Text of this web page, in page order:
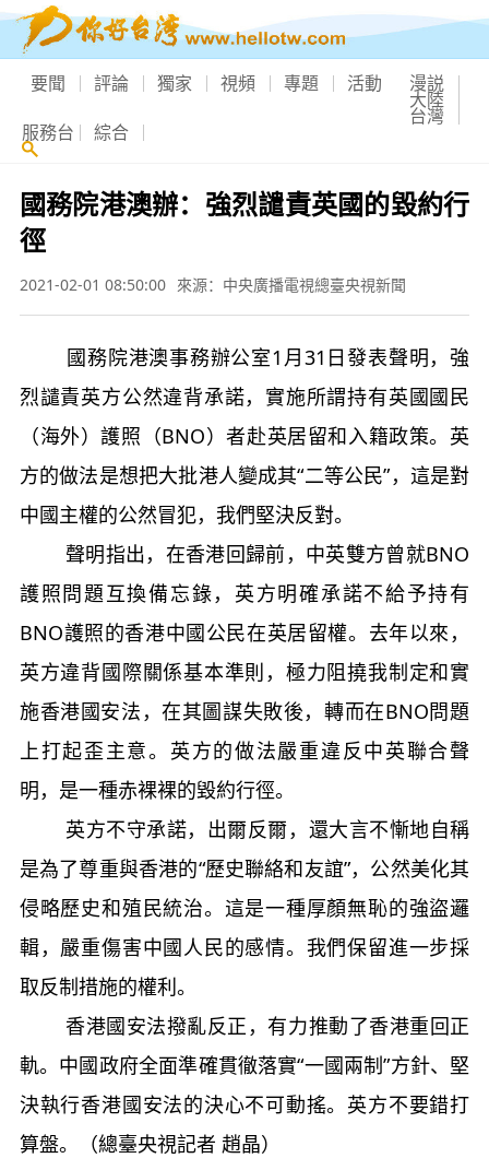
要聞 評論 獨家 視頻 專題 活動 漫説
大陸
台灣
服務台 綜合
國務院港澳辦：強烈譴責英國的毀約行
徑
2021-02-01 08:50:00 來源：中央廣播電視總臺央視新聞
國務院港澳事務辦公室1月31日發表聲明，強
烈譴責英方公然違背承諾，實施所謂持有英國國民
（海外）護照（BNO）者赴英居留和入籍政策。英
方的做法是想把大批港人變成其“二等公民”，這是對
中國主權的公然冒犯，我們堅決反對。
聲明指出，在香港回歸前，中英雙方曾就BNO
護照問題互換備忘錄，英方明確承諾不給予持有
BNO護照的香港中國公民在英居留權。去年以來，
英方違背國際關係基本準則，極力阻撓我制定和實
施香港國安法，在其圖謀失敗後，轉而在BNO問題
上打起歪主意。英方的做法嚴重違反中英聯合聲
明，是一種赤裸裸的毀約行徑。
英方不守承諾，出爾反爾，還大言不慚地自稱
是為了尊重與香港的“歷史聯絡和友誼”，公然美化其
侵略歷史和殖民統治。這是一種厚顏無恥的強盜邏
輯，嚴重傷害中國人民的感情。我們保留進一步採
取反制措施的權利。
香港國安法撥亂反正，有力推動了香港重回正
軌。中國政府全面準確貫徹落實“一國兩制”方針、堅
決執行香港國安法的決心不可動搖。英方不要錯打
算盤。（總臺央視記者 趙晶）